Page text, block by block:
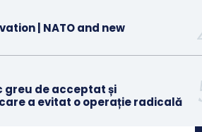
| NATO and new
greu de acceptat și
a evitat o operație radicală